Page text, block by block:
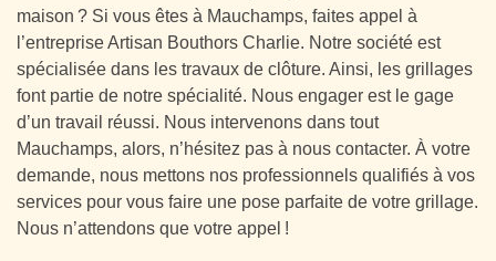
maison ? Si vous êtes à Mauchamps, faites appel à
l’entreprise Artisan Bouthors Charlie. Notre société est
spécialisée dans les travaux de clôture. Ainsi, les grillages
font partie de notre spécialité. Nous engager est le gage
d’un travail réussi. Nous intervenons dans tout
Mauchamps, alors, n’hésitez pas à nous contacter. À votre
demande, nous mettons nos professionnels qualifiés à vos
services pour vous faire une pose parfaite de votre grillage.
Nous n’attendons que votre appel !